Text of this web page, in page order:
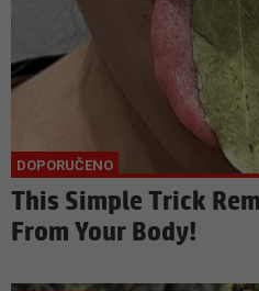
This Simple Trick
From Your Body!